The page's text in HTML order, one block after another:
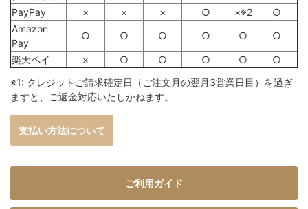
PayPay
× × × ○ ×※2
○
Amazon
Pay
○ ○ ○ ○ ○ ○
楽天ペイ × ○ ○ ○ ○
○
※1: クレジットご請求確定日（ご注文月の翌月3営業日目）を過ぎ
ますと、ご返金対応いたしかねます。
支払い方法について
ご利用ガイド